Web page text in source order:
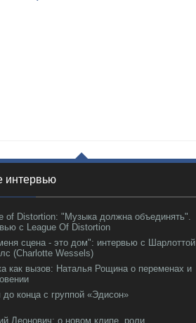
интервью
of Distortion: "Музыка должна объединять".
с League Of Distortion
сцена - это дом": интервью с Шарлоттой
(Charlotte Wessels)
как вызов: Наталья Рощина о переменах и
конца с группой «Эдисон»
Леонович: о новом клипе, роли